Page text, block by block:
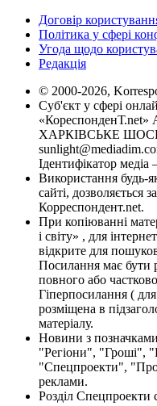
Договір
Політика у сфері
Угода щодо
Редакція
© 2000-2026,
Суб'єкт у сфері
«КореспонденТ.net»
ХАРКІВСЬКЕ ШОСЕ,
Ідентифікатор медіа
Використання будь-
сайті, дозволяється
Корреспондент.net.
При копіюванні
і світу» , для
відкрите для
Посилання має бути
повного або
Гіперпосилання (
розміщена в
матеріалу.
Новини з
"Регіони", "Гроші",
"Спецпроекти",
реклами.
Розділ Спецпроекти